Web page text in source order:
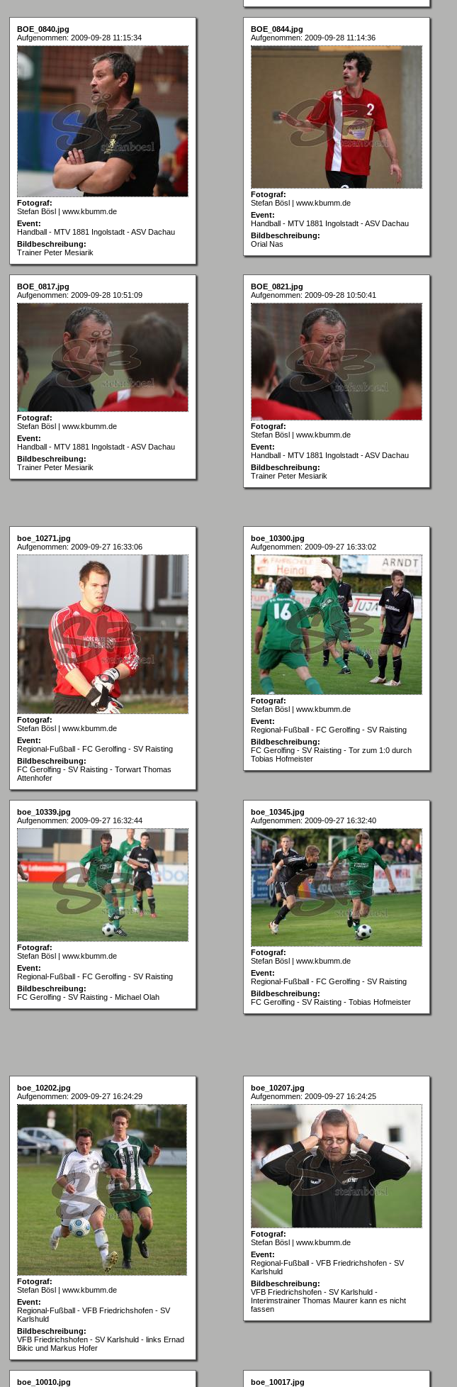
BOE_0840.jpg
Aufgenommen: 2009-09-28 11:15:34
Fotograf:
Stefan Bösl | www.kbumm.de
Event:
Handball - MTV 1881 Ingolstadt - ASV Dachau
Bildbeschreibung:
Trainer Peter Mesiarik
BOE_0844.jpg
Aufgenommen: 2009-09-28 11:14:36
Fotograf:
Stefan Bösl | www.kbumm.de
Event:
Handball - MTV 1881 Ingolstadt - ASV Dachau
Bildbeschreibung:
Orial Nas
BOE_0817.jpg
Aufgenommen: 2009-09-28 10:51:09
Fotograf:
Stefan Bösl | www.kbumm.de
Event:
Handball - MTV 1881 Ingolstadt - ASV Dachau
Bildbeschreibung:
Trainer Peter Mesiarik
BOE_0821.jpg
Aufgenommen: 2009-09-28 10:50:41
Fotograf:
Stefan Bösl | www.kbumm.de
Event:
Handball - MTV 1881 Ingolstadt - ASV Dachau
Bildbeschreibung:
Trainer Peter Mesiarik
boe_10271.jpg
Aufgenommen: 2009-09-27 16:33:06
Fotograf:
Stefan Bösl | www.kbumm.de
Event:
Regional-Fußball - FC Gerolfing - SV Raisting
Bildbeschreibung:
FC Gerolfing - SV Raisting - Torwart Thomas
Attenhofer
boe_10300.jpg
Aufgenommen: 2009-09-27 16:33:02
Fotograf:
Stefan Bösl | www.kbumm.de
Event:
Regional-Fußball - FC Gerolfing - SV Raisting
Bildbeschreibung:
FC Gerolfing - SV Raisting - Tor zum 1:0 durch
Tobias Hofmeister
boe_10339.jpg
Aufgenommen: 2009-09-27 16:32:44
Fotograf:
Stefan Bösl | www.kbumm.de
Event:
Regional-Fußball - FC Gerolfing - SV Raisting
Bildbeschreibung:
FC Gerolfing - SV Raisting - Michael Olah
boe_10345.jpg
Aufgenommen: 2009-09-27 16:32:40
Fotograf:
Stefan Bösl | www.kbumm.de
Event:
Regional-Fußball - FC Gerolfing - SV Raisting
Bildbeschreibung:
FC Gerolfing - SV Raisting - Tobias Hofmeister
boe_10202.jpg
Aufgenommen: 2009-09-27 16:24:29
Fotograf:
Stefan Bösl | www.kbumm.de
Event:
Regional-Fußball - VFB Friedrichshofen - SV
Karlshuld
Bildbeschreibung:
VFB Friedrichshofen - SV Karlshuld - links Ernad
Bikic und Markus Hofer
boe_10207.jpg
Aufgenommen: 2009-09-27 16:24:25
Fotograf:
Stefan Bösl | www.kbumm.de
Event:
Regional-Fußball - VFB Friedrichshofen - SV
Karlshuld
Bildbeschreibung:
VFB Friedrichshofen - SV Karlshuld -
Interimstrainer Thomas Maurer kann es nicht
fassen
boe_10010.jpg
boe_10017.jpg